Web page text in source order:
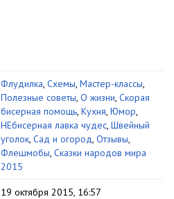
Флудилка, Схемы, Мастер-классы,
Полезные советы, О жизни, Скорая
бисерная помощь, Кухня, Юмор,
НЕбисерная лавка чудес, Швейный
уголок, Сад и огород, Отзывы,
Флешмобы, Сказки народов мира
2015
19 октября 2015, 16:57